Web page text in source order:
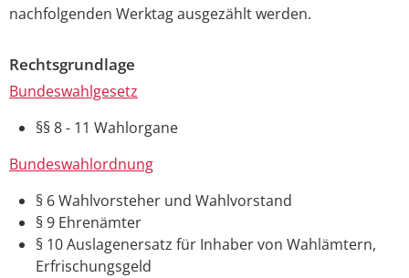
nachfolgenden Werktag ausgezählt werden.
Rechtsgrundlage
Bundeswahlgesetz
§§ 8 - 11 Wahlorgane
Bundeswahlordnung
§ 6 Wahlvorsteher und Wahlvorstand
§ 9 Ehrenämter
§ 10 Auslagenersatz für Inhaber von Wahlämtern,
Erfrischungsgeld